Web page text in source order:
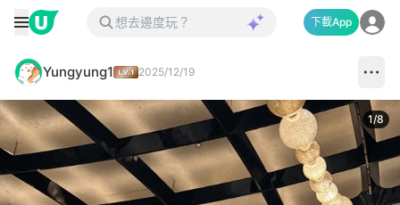
下載App
Yungyung1 2025/12/19
1/8